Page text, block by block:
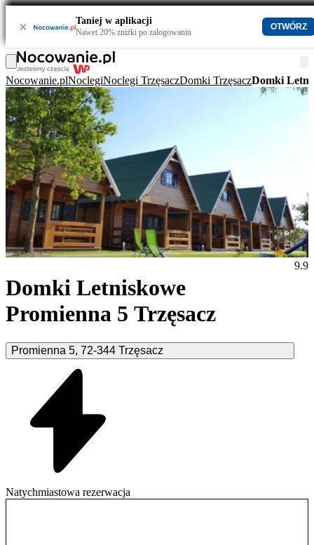
× Taniej w aplikacji
Nawet 20% zniżki po zalogowaniu
OTWÓRZ
Nocowanie.plNoclegiNoclegi TrzęsaczDomki TrzęsaczDomki
Domki Letniskowe
Promienna 5 Trzęsacz
Promienna 5, 72-344 Trzęsacz
9.9
Natychmiastowa rezerwacja